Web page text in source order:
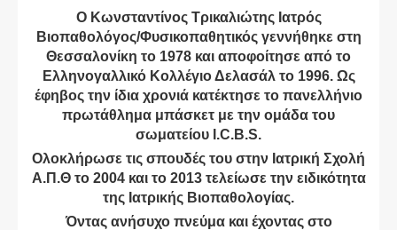
Ο Κωνσταντίνος Τρικαλιώτης Ιατρός
Βιοπαθολόγος/Φυσικοπαθητικός γεννήθηκε στη
Θεσσαλονίκη το 1978 και αποφοίτησε από το
Ελληνογαλλικό Κολλέγιο Δελασάλ το 1996. Ως
έφηβος την ίδια χρονιά κατέκτησε το πανελλήνιο
πρωτάθλημα μπάσκετ με την ομάδα του
σωματείου I.C.B.S.
Ολοκλήρωσε τις σπουδές του στην Ιατρική Σχολή
Α.Π.Θ το 2004 και το 2013 τελείωσε την ειδικότητα
της Ιατρικής Βιοπαθολογίας.
Όντας ανήσυχο πνεύμα και έχοντας στο